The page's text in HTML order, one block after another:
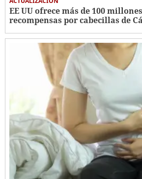
EE UU ofrece más de 100
recompensas por cabecillas de